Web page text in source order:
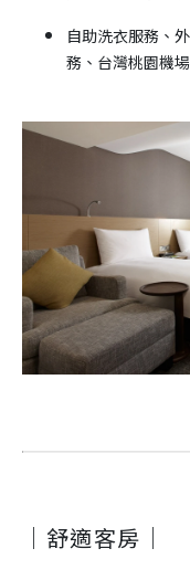
自助洗衣服務、
務、台灣桃園機
｜舒適客房｜